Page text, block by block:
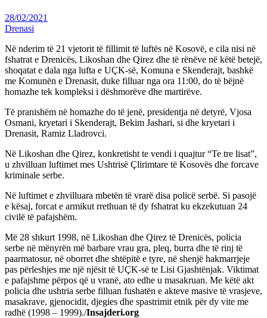
28/02/2021
Drenasi
Në nderim të 21 vjetorit të fillimit të luftës në Kosovë, e cila nisi në
fshatrat e Drenicës, Likoshan dhe Qirez dhe të rënëve në këtë betejë,
shoqatat e dala nga lufta e UÇK-së, Komuna e Skenderajt, bashkë
me Komunën e Drenasit, duke filluar nga ora 11:00, do të bëjnë
homazhe tek kompleksi i dëshmorëve dhe martirëve.
Të pranishëm në homazhe do të jenë, presidentja në detyrë, Vjosa
Osmani, kryetari i Skenderajt, Bekim Jashari, si dhe kryetari i
Drenasit, Ramiz Lladrovci.
Në Likoshan dhe Qirez, konkretisht te vendi i quajtur “Te tre lisat”,
u zhvilluan luftimet mes Ushtrisë Çlirimtare të Kosovës dhe forcave
kriminale serbe.
Në luftimet e zhvilluara mbetën të vrarë disa policë serbë. Si pasojë
e kësaj, forcat e armikut rrethuan të dy fshatrat ku ekzekutuan 24
civilë të pafajshëm.
Më 28 shkurt 1998, në Likoshan dhe Qirez të Drenicës, policia
serbe në mënyrën më barbare vrau gra, pleq, burra dhe të rinj të
paarmatosur, në oborret dhe shtëpitë e tyre, në shenjë hakmarrjeje
pas përleshjes me një njësit të UÇK-së te Lisi Gjashtënjak. Viktimat
e pafajshme përpos që u vranë, ato edhe u masakruan. Me këtë akt
policia dhe ushtria serbe filluan fushatën e akteve masive të vrasjeve,
masakrave, gjenocidit, djegies dhe spastrimit etnik për dy vite me
radhë (1998 – 1999)./Insajderi.org